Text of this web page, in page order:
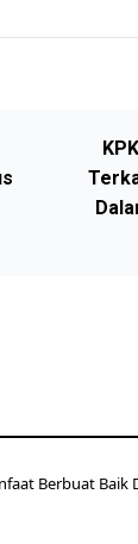
Berbuat Baik